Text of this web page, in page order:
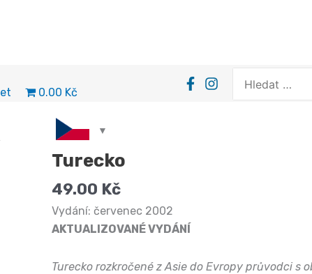
0.00 Kč
for:
Turecko
49.00 Kč
Vydání: červenec 2002
AKTUALIZOVANÉ VYDÁNÍ
Turecko rozkročené z Asie do Evropy průvodci s